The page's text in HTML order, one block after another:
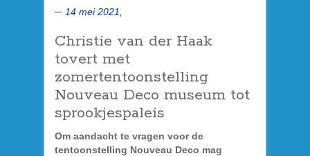
14 mei 2021,
Christie van der Haak
tovert met
zomertentoonstelling
Nouveau Deco museum tot
sprookjespaleis
Om aandacht te vragen voor de
tentoonstelling Nouveau Deco mag